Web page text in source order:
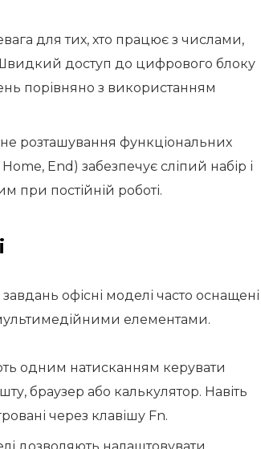
для тих, хто працює з числами,
доступ до цифрового блоку
порівняно з використанням
розташування функціональних
Home, End) забезпечує сліпий набір і
при постійній роботі.
офісні моделі часто оснащені
елементами.
одним натисканням керувати
браузер або калькулятор. Навіть
через клавішу Fn.